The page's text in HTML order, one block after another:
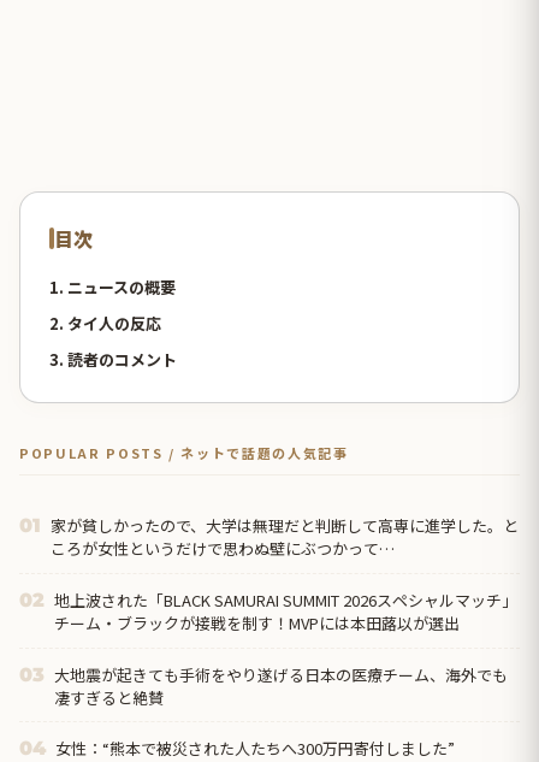
目次
1. ニュースの概要
2. タイ人の反応
3. 読者のコメント
POPULAR POSTS / ネットで話題の人気記事
01 家が貧しかったので、大学は無理だと判断して高専に進学した。と
ころが女性というだけで思わぬ壁にぶつかって…
02 地上波された「BLACK SAMURAI SUMMIT 2026スペシャルマッチ」
チーム・ブラックが接戦を制す！MVPには本田蕗以が選出
03 大地震が起きても手術をやり遂げる日本の医療チーム、海外でも
凄すぎると絶賛
04 女性：“熊本で被災された人たちへ300万円寄付しました”